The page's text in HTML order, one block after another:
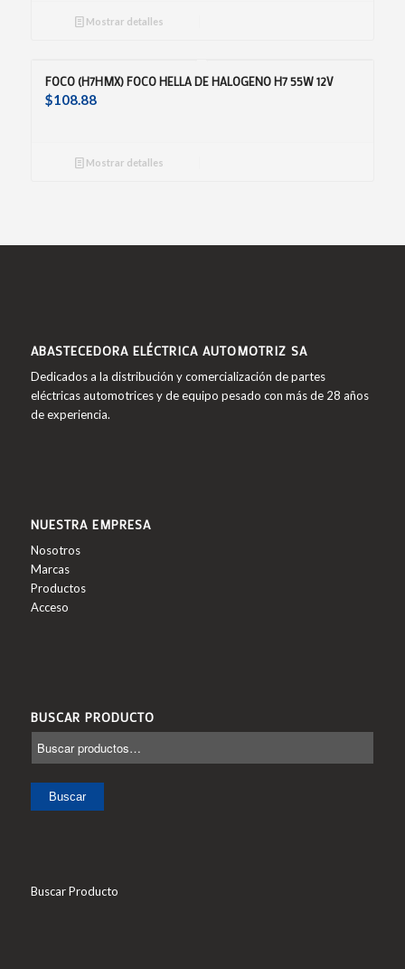
Mostrar detalles
FOCO (H7HMX) FOCO HELLA DE HALOGENO H7 55W 12V
$108.88
Mostrar detalles
ABASTECEDORA ELÉCTRICA AUTOMOTRIZ SA
Dedicados a la distribución y comercialización de partes
eléctricas automotrices y de equipo pesado con más de 28 años
de experiencia.
NUESTRA EMPRESA
Nosotros
Marcas
Productos
Acceso
BUSCAR PRODUCTO
Buscar
Buscar Producto